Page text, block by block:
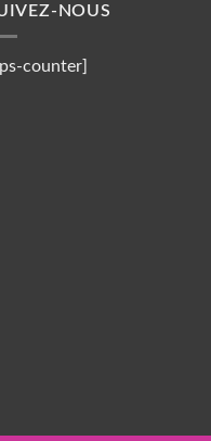
NOUS
counter]